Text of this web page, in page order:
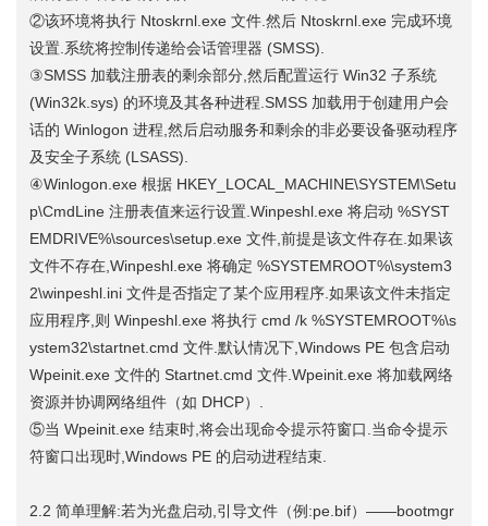
②该环境将执行 Ntoskrnl.exe 文件.然后 Ntoskrnl.exe 完成环境
设置.系统将控制传递给会话管理器 (SMSS).
③SMSS 加载注册表的剩余部分,然后配置运行 Win32 子系统
(Win32k.sys) 的环境及其各种进程.SMSS 加载用于创建用户会
话的 Winlogon 进程,然后启动服务和剩余的非必要设备驱动程序
及安全子系统 (LSASS).
④Winlogon.exe 根据 HKEY_LOCAL_MACHINE\SYSTEM\Setu
p\CmdLine 注册表值来运行设置.Winpeshl.exe 将启动 %SYST
EMDRIVE%\sources\setup.exe 文件,前提是该文件存在.如果该
文件不存在,Winpeshl.exe 将确定 %SYSTEMROOT%\system3
2\winpeshl.ini 文件是否指定了某个应用程序.如果该文件未指定
应用程序,则 Winpeshl.exe 将执行 cmd /k %SYSTEMROOT%\s
ystem32\startnet.cmd 文件.默认情况下,Windows PE 包含启动
Wpeinit.exe 文件的 Startnet.cmd 文件.Wpeinit.exe 将加载网络
资源并协调网络组件（如 DHCP）.
⑤当 Wpeinit.exe 结束时,将会出现命令提示符窗口.当命令提示
符窗口出现时,Windows PE 的启动进程结束.
2.2 简单理解:若为光盘启动,引导文件（例:pe.bif）——bootmgr